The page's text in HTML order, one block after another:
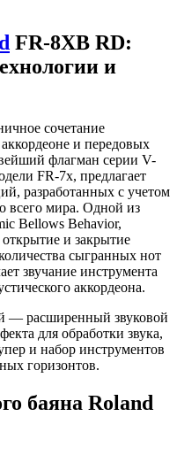
FR-8XB RD:
и
сочетание
и передовых
флагман серии V-
FR-7x, предлагает
разработанных с учетом
всего мира. Одной из
Bellows Behavior,
открытие и закрытие
сыгранных нот
звучание инструмента
аккордеона.
— расширенный звуковой
для обработки звука,
и набор инструментов
горизонтов.
баяна Roland